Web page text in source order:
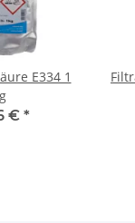
E334 1
€ *